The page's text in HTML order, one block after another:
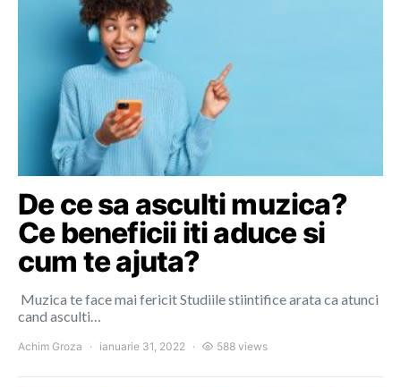
De ce sa asculti muzica?
Ce beneficii iti aduce si
cum te ajuta?
Muzica te face mai fericit Studiile stiintifice arata ca atunci
cand asculti…
Achim Groza ianuarie 31, 2022 588 views